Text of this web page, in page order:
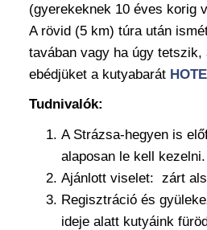
(gyerekeknek 10 éves korig
A rövid (5 km) túra után
tavában vagy ha úgy
ebédjüket a kutyabarát
Tudnivalók:
A Strázsa-hegyen is
alaposan le kell kezelni.
Ajánlott viselet: zárt
Regisztráció és
ideje alatt kutyáink